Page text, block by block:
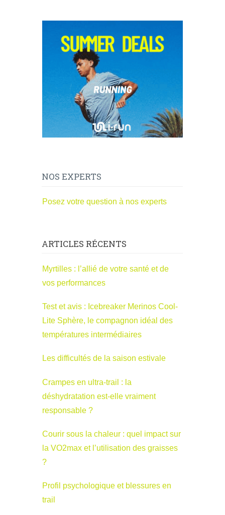
NOS EXPERTS
Posez votre question à nos experts
ARTICLES RÉCENTS
Myrtilles : l’allié de votre santé et de
vos performances
Test et avis : Icebreaker Merinos Cool-
Lite Sphère, le compagnon idéal des
températures intermédiaires
Les difficultés de la saison estivale
Crampes en ultra-trail : la
déshydratation est-elle vraiment
responsable ?
Courir sous la chaleur : quel impact sur
la VO2max et l’utilisation des graisses
?
Profil psychologique et blessures en
trail